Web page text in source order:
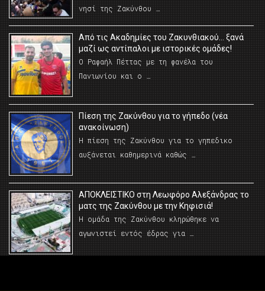
νησί της Ζακύνθου …
Από τις Ακαδημίες του Ζακυνθιακού… ξανά
μαζί ως αντίπαλοι με ιστορικές ομάδες!
Ο Ραφαήλ Πέττας με τη φανέλα του
Πανιωνίου και ο …
Πίεση της Ζακύνθου για το γήπεδο (νέα
ανακοίνωση)
Η πίεση της Ζακύνθου για το γηπεδικο
αυξάνεται καθημερινά καθώς …
AΠΟΚΛΕΙΣΤΙΚΟ στη Λεωφόρο Αλεξάνδρας το
ματς της Ζακύνθου με την Κηφισιά!
Η ομάδα της Ζακύνθου κληρώθηκε να
αγωνιστεί εντός έδρας για …